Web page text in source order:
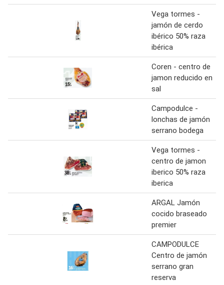
Vega tormes -
jamón de cerdo
ibérico 50% raza
ibérica
Coren - centro de
jamon reducido en
sal
Campodulce -
lonchas de jamón
serrano bodega
Vega tormes -
centro de jamon
iberico 50% raza
iberica
ARGAL Jamón
cocido braseado
premier
CAMPODULCE
Centro de jamón
serrano gran
reserva